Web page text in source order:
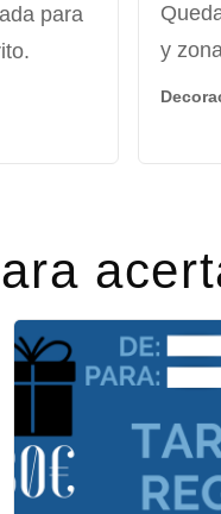
para
y